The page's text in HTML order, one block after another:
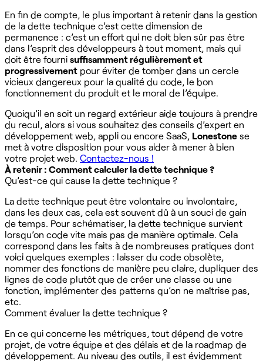
En fin de compte, le plus important à retenir dans la gestion
de la dette technique c’est cette dimension de
permanence : c’est un effort qui ne doit bien sûr pas être
dans l’esprit des développeurs à tout moment, mais qui
doit être fourni suffisamment régulièrement et
progressivement pour éviter de tomber dans un cercle
vicieux dangereux pour la qualité du code, le bon
fonctionnement du produit et le moral de l’équipe.
Quoiqu’il en soit un regard extérieur aide toujours à prendre
du recul, alors si vous souhaitez des conseils d’expert en
développement web, appli ou encore SaaS, Lonestone se
met à votre disposition pour vous aider à mener à bien
votre projet web. Contactez-nous !
À retenir : Comment calculer la dette technique ?
Qu’est-ce qui cause la dette technique ?
La dette technique peut être volontaire ou involontaire,
dans les deux cas, cela est souvent dû à un souci de gain
de temps. Pour schématiser, la dette technique survient
lorsqu’on code vite mais pas de manière optimale. Cela
correspond dans les faits à de nombreuses pratiques dont
voici quelques exemples : laisser du code obsolète,
nommer des fonctions de manière peu claire, dupliquer des
lignes de code plutôt que de créer une classe ou une
fonction, implémenter des patterns qu’on ne maîtrise pas,
etc.
Comment évaluer la dette technique ?
En ce qui concerne les métriques, tout dépend de votre
projet, de votre équipe et des délais et de la roadmap de
développement. Au niveau des outils, il est évidemment